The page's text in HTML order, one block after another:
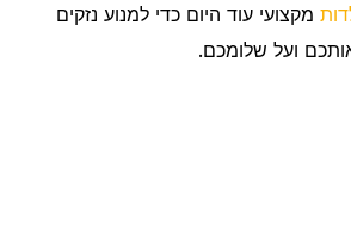
מקצועי עוד היום כדי למנוע נזקים
ועל שלומכם.